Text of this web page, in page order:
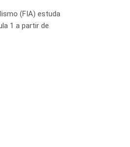
(FIA) estuda
1 a partir de